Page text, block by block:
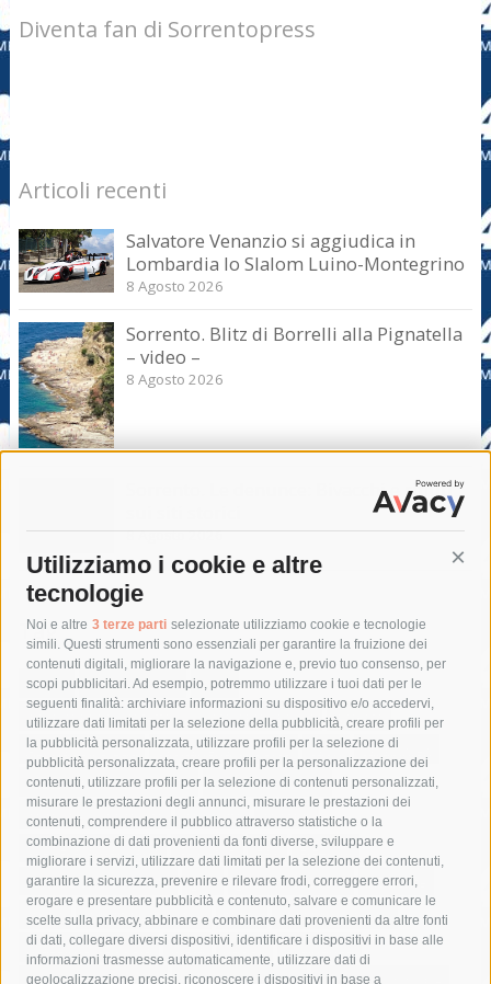
Utilizziamo i cookie e altre
tecnologie
Noi e altre 3 terze parti selezionate utilizziamo cookie e tecnologie
simili. Questi strumenti sono essenziali per garantire la fruizione dei
contenuti digitali, migliorare la navigazione e, previo tuo consenso, per
scopi pubblicitari. Ad esempio, potremmo utilizzare i tuoi dati per le
seguenti finalità: archiviare informazioni su dispositivo e/o accedervi,
utilizzare dati limitati per la selezione della pubblicità, creare profili per
la pubblicità personalizzata, utilizzare profili per la selezione di
pubblicità personalizzata, creare profili per la personalizzazione dei
contenuti, utilizzare profili per la selezione di contenuti personalizzati,
misurare le prestazioni degli annunci, misurare le prestazioni dei
contenuti, comprendere il pubblico attraverso statistiche o la
combinazione di dati provenienti da fonti diverse, sviluppare e
migliorare i servizi, utilizzare dati limitati per la selezione dei contenuti,
garantire la sicurezza, prevenire e rilevare frodi, correggere errori,
erogare e presentare pubblicità e contenuto, salvare e comunicare le
scelte sulla privacy, abbinare e combinare dati provenienti da altre fonti
di dati, collegare diversi dispositivi, identificare i dispositivi in base alle
informazioni trasmesse automaticamente, utilizzare dati di
geolocalizzazione precisi, riconoscere i dispositivi in base a
Diventa fan di Sorrentopress
Articoli recenti
Salvatore Venanzio si aggiudica in
Lombardia lo Slalom Luino-Montegrino
8 Agosto 2026
Sorrento. Blitz di Borrelli alla Pignatella
– video –
8 Agosto 2026
Sorrento. Le denunce: Bivacchi e rifiuti
8 Agosto 2026
Tag
acqua allerta meteo
anas
area marina protetta di punta campanella
arresto
Asl Napoli 3 sud
capitaneria di porto capri
carabinieri
castellammare di stabia
circumvesuviana
comune di sorrento
concerto
contagi
costiera amalfitana
covid-19 eav
elezioni
fondazione sorrento
gori guardia costiera
incidente
lavori
lorenzo balducelli mare
massa lubrense
massimo coppola
Meta napoli
ordinanza